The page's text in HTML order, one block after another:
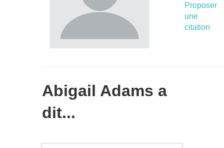
Proposer
une
citation
Abigail Adams a
dit...